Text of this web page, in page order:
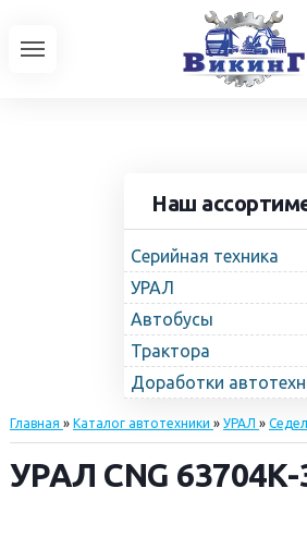
Наш
Серийная техника
УРАЛ
Автобусы
Трактора
Доработки
Главная » Каталог автотехники » УРАЛ »
УРАЛ CNG